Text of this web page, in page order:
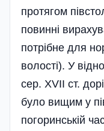
протягом
повинні
потрібне для
волості). У
сер. XVII ст.
було вищим у
погоринській